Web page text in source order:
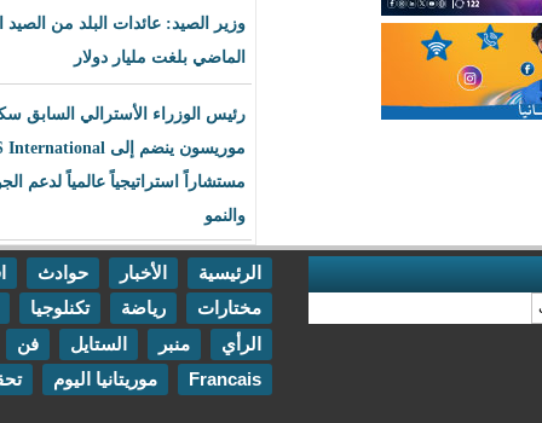
وزير الصيد: عائدات البلد من الصيد العام
الماضي بلغت مليار دولار
رئيس الوزراء الأسترالي السابق سكوت
موريسون ينضم إلى BLS International
مستشاراً استراتيجياً عالمياً لدعم الجودة
حوادث
اقتصاد
تكنلوجيا
مقابلات
الستايل فن
اتصل بنا
موريتانيا اليوم تحقيقات